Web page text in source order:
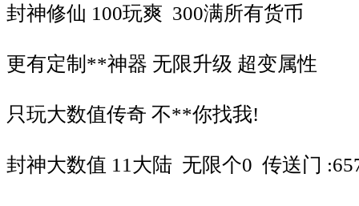
封神修仙 100玩爽 300满所有货币
更有定制**神器 无限升级 超变属性
只玩大数值传奇 不**你找我!
封神大数值 11大陆 无限个0 传送门